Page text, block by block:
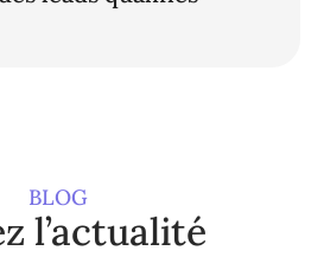
BLOG
l’actualité